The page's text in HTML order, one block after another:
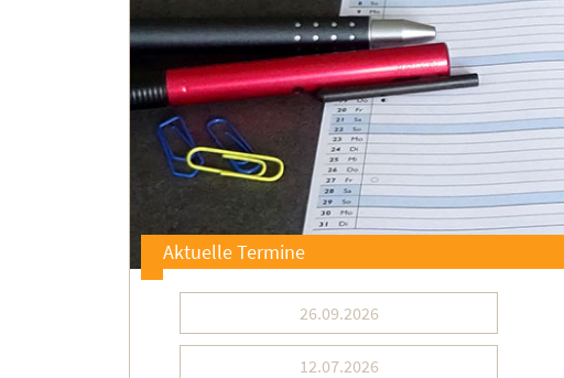
Aktuelle Termine
26.09.2026
12.07.2026